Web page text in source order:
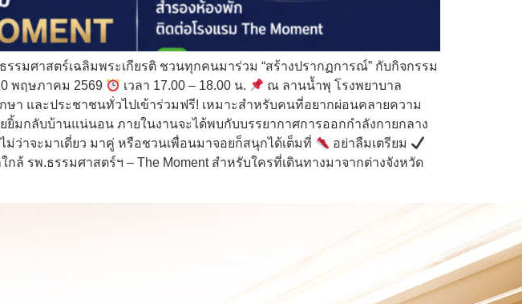
รมศาสตร์เฉลิมพระเกียรติ ชวนทุกคนมาร่วม “สร้างปรากฏการณ์” กับกิจกรรม
พฤษภาคม 2569 เวลา 17.00 – 18.00 น.
ณ ลานน้ำพุ โรงพยาบาล
า และประชาชนทั่วไปเข้าร่วมฟรี! เหมาะสำหรับคนที่อยากผ่อนคลายความ
ยิ้มกลับบ้านแน่นอน ภายในงานจะได้พบกับบรรยากาศการออกกำลังกายกลาง
ว่าจะมาเดี่ยว มาคู่ หรือชวนเพื่อนมาจอยก็สนุกได้เต็มที่
อย่าลืมเตรียม
กล้ รพ.ธรรมศาสตร์ฯ – The Moment สำหรับใครที่เดินทางมาจากต่างจังหวัด